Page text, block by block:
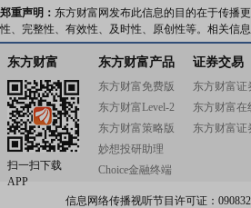
郑重声明： 东方财富网发布此信息的目的在于传播
性、完整性、有效性、及时性、原创性等。相关信
东方财富
扫一扫下载
APP
东方财富产品
东方财富免费版
东方财富Level-2
东方财富策略版
妙想投研助理
Choice金融终端
证券交易
东方财富证
东方财富在
东方财富证
信息网络传播视听节目许可证：